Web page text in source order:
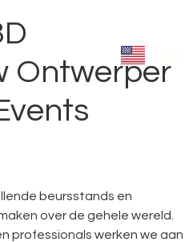
Ontwerper
beursstands en
over de gehele wereld.
professionals werken we aan